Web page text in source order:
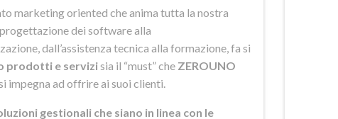
marketing oriented che anima tutta la nostra
dei software alla
dall’assistenza tecnica alla formazione, fa si
prodotti e servizisia il “must” che ZEROUNO
impegna ad offrire ai suoi clienti.
gestionali che siano in linea con le